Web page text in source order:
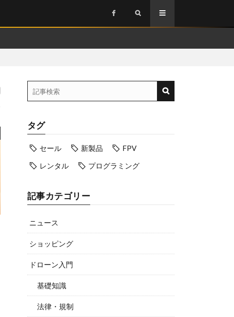
タグ
セール 新製品
FPV
レンタル
プログラミング
記事カテゴリー
ニュース
ショッピング
ドローン入門
基礎知識
法律・規制